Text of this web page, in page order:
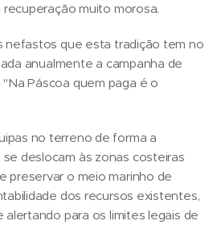
muito morosa.
nefastos que esta tradição tem no
anualmente a campanha de
Páscoa quem paga é o
no terreno de forma a
deslocam às zonas costeiras
preservar o meio marinho de
dos recursos existentes,
alertando para os limites legais de